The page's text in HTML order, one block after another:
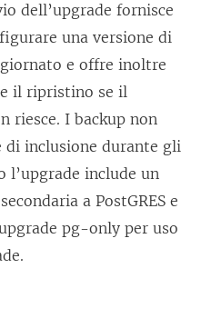
dell’upgrade fornisce
una versione di
e offre inoltre
il ripristino se il
riesce. I backup non
di inclusione durante gli
l’upgrade include un
a PostGRES e
pg-only per uso